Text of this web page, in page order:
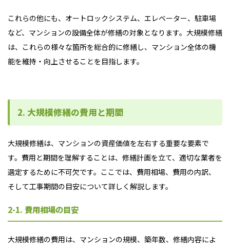
これらの他にも、オートロックシステム、エレベーター、駐車場
など、マンションの設備全体が修繕の対象となります。大規模修繕
は、これらの様々な箇所を総合的に修繕し、マンション全体の機
能を維持・向上させることを目指します。
2. 大規模修繕の費用と期間
大規模修繕は、マンションの資産価値を左右する重要な要素で
す。費用と期間を理解することは、修繕計画を立て、適切な業者を
選定するために不可欠です。ここでは、費用相場、費用の内訳、
そして工事期間の目安について詳しく解説します。
2-1. 費用相場の目安
大規模修繕の費用は、マンションの規模、築年数、修繕内容によ